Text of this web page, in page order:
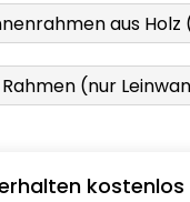
aus
(nur
kostenlos